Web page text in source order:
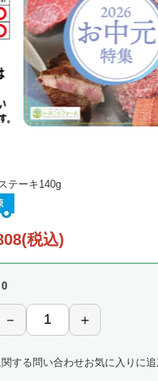
テーキ140g
(税込)
0
する問い合わせお気に入りに追